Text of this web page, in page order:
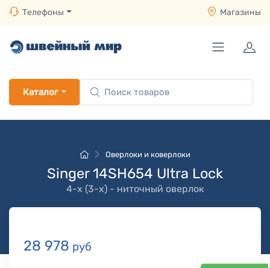
Телефоны Магазины
Каталог
Оверлоки и коверлоки
Singer 14SH654 Ultra Lock
4-х (3-x) - ниточный оверлок
28 978 руб